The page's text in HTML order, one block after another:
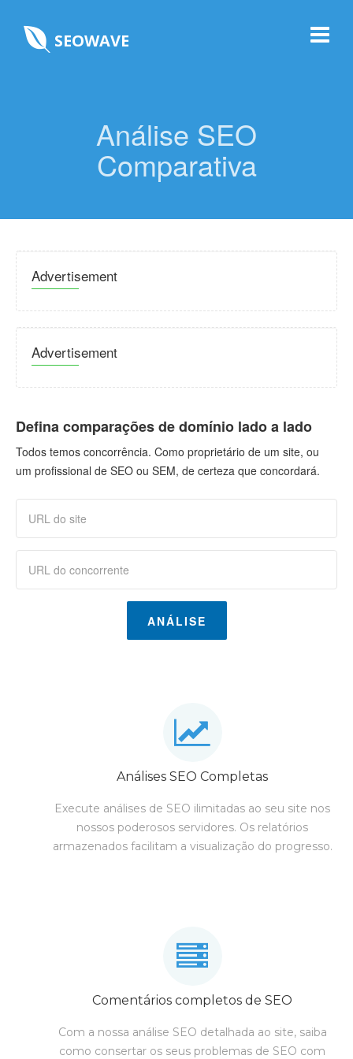
SEOWAVE
Análise SEO
Comparativa
Advertisement
Advertisement
Defina comparações de domínio lado a lado
Todos temos concorrência. Como proprietário de um site, ou
um profissional de SEO ou SEM, de certeza que concordará.
ANÁLISE
Análises SEO Completas
Execute análises de SEO ilimitadas ao seu site nos
nossos poderosos servidores. Os relatórios
armazenados facilitam a visualização do progresso.
Comentários completos de SEO
Com a nossa análise SEO detalhada ao site, saiba
como consertar os seus problemas de SEO com